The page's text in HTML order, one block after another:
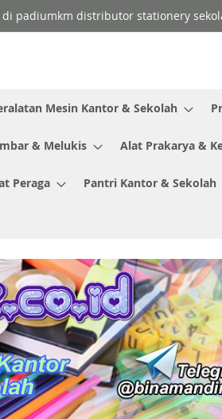
padiumkm distributor stationery
Mesin Kantor & Sekolah
& Melukis Alat Prakarya &
Peraga Pantri Kantor & Sekolah